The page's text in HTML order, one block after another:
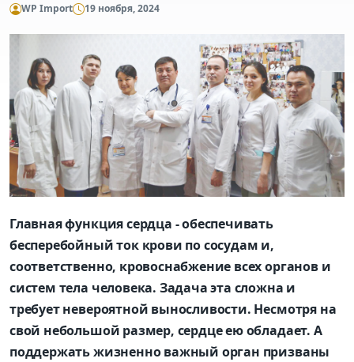
WP Import 19 ноября, 2024
Главная функция сердца - обеспечивать
бесперебойный ток крови по сосудам и,
соответственно, кровоснабжение всех органов и
систем тела человека. Задача эта сложна и
требует невероятной выносливости. Несмотря на
свой небольшой размер, сердце ею обладает. А
поддержать жизненно важный орган призваны